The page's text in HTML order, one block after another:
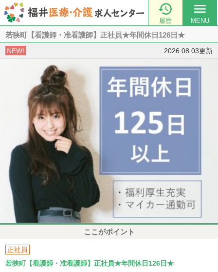

履歴
menu
MENU
若狭町【看護師・准看護師】正社員★年間休日126日★
NEW! 2026.08.03更新
ここがポイント
正社員
若狭町【看護師・准看護師】正社員★年間休日126日★